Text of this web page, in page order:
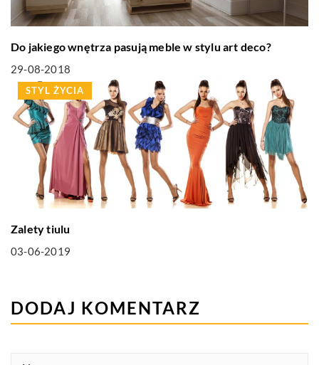
Do jakiego wnętrza pasują meble w stylu art deco?
29-08-2018
STYL ŻYCIA
Zalety tiulu
03-06-2019
DODAJ KOMENTARZ